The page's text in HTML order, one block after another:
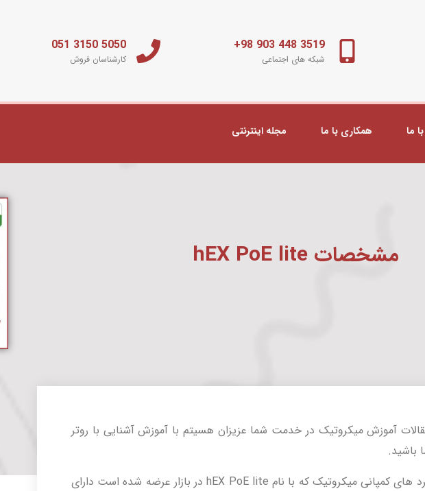
3519 448 903 98+
شبکه های اجتماعی
5050 3150 051
کارشناسان فروش
ما همکاری با ما مجله اینترنتی
مشخصات hEX PoE lite
آموزش میکروتیک در خدمت شما عزیزان هسیتم با آموزش آشنایی با روتر
باشید.
یکی ازجدیدترین روتربرد های کمپانی میکروتیک که با نام hEX PoE lite در بازار عرضه شده است دارای